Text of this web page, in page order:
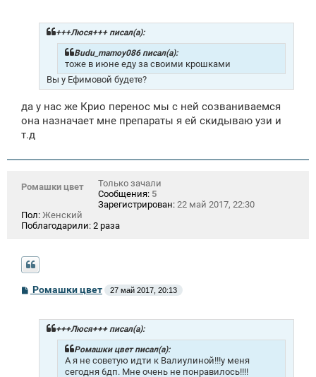
+++Люся+++ писал(а):
Budu_mamoy086 писал(а):
тоже в июне еду за своими крошками
Вы у Ефимовой будете?
да у нас же Крио перенос мы с ней созваниваемся
она назначает мне препараты я ей скидываю узи и
т.д
Ромашки цвет
Только зачали
Сообщения: 5
Зарегистрирован: 22 май 2017, 22:30
Пол: Женский
Поблагодарили: 2 раза
СРомашки цвет 27 май 2017, 20:13
+++Люся+++ писал(а):
Ромашки цвет писал(а):
А я не советую идти к Валиулиной!!!у меня
сегодня 6дп. Мне очень не понравилось!!!!